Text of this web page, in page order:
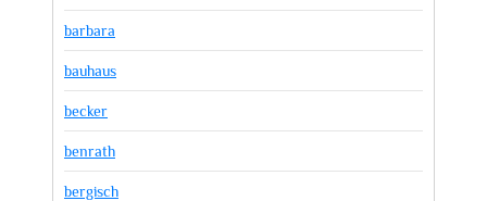
barbara
bauhaus
becker
benrath
bergisch